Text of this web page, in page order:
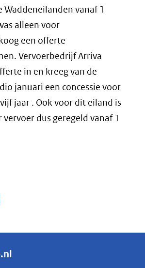
Waddeneilanden vanaf 1
alleen voor
een offerte
Vervoerbedrijf Arriva
in en kreeg van de
januari een concessie voor
jaar . Ook voor dit eiland is
dus geregeld vanaf 1